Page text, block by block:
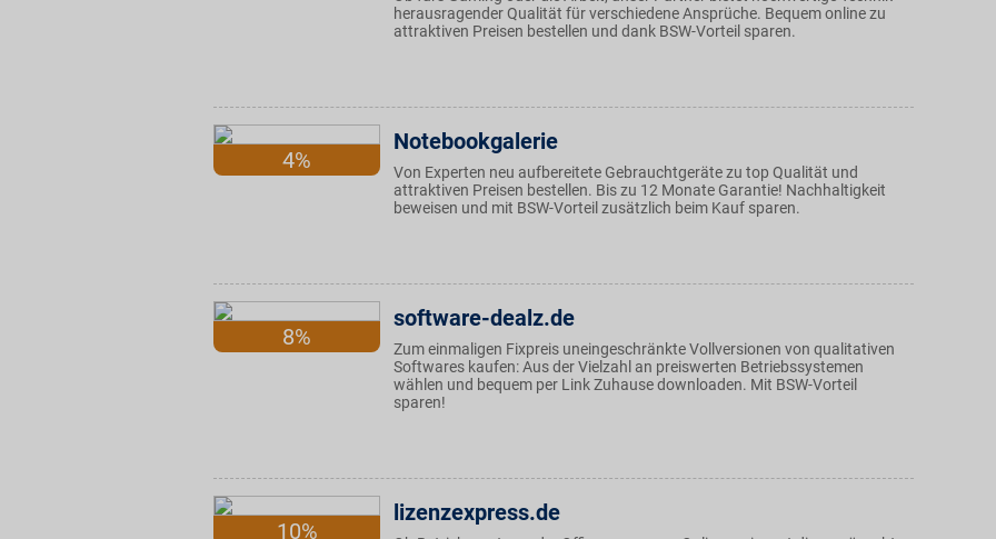
herausragender Qualität für verschiedene Ansprüche. Bequem online zu
attraktiven Preisen bestellen und dank BSW-Vorteil sparen.
4%
Notebookgalerie
Von Experten neu aufbereitete Gebrauchtgeräte zu top Qualität und
attraktiven Preisen bestellen. Bis zu 12 Monate Garantie! Nachhaltigkeit
beweisen und mit BSW-Vorteil zusätzlich beim Kauf sparen.
8%
software-dealz.de
Zum einmaligen Fixpreis uneingeschränkte Vollversionen von qualitativen
Softwares kaufen: Aus der Vielzahl an preiswerten Betriebssystemen
wählen und bequem per Link Zuhause downloaden. Mit BSW-Vorteil
sparen!
10%
lizenzexpress.de